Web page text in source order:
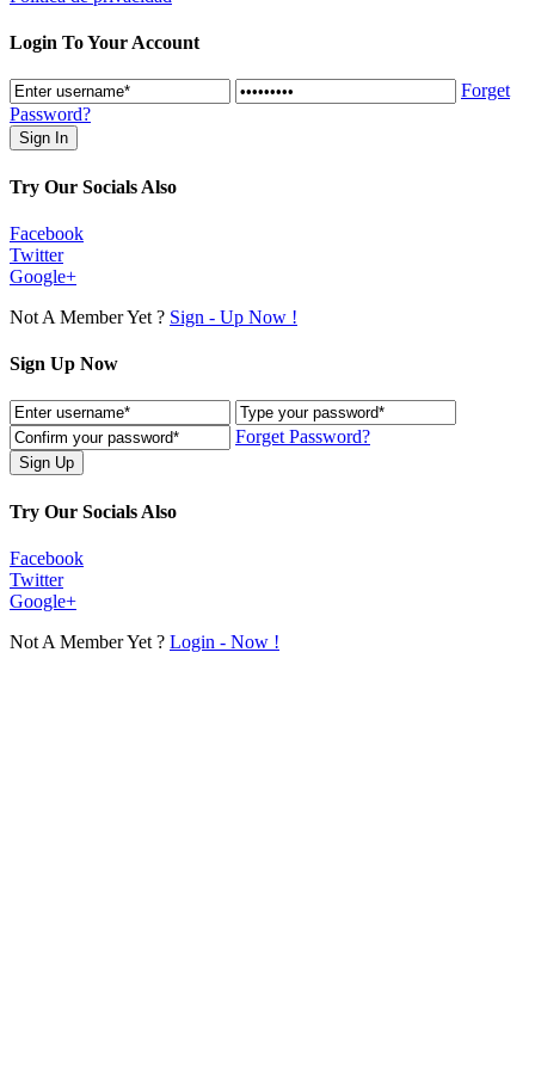
Login To Your Account
Forget
Password?
Try Our Socials Also
Facebook
Twitter
Google+
Not A Member Yet ? Sign - Up Now !
Sign Up Now
Forget Password?
Try Our Socials Also
Facebook
Twitter
Google+
Not A Member Yet ? Login - Now !